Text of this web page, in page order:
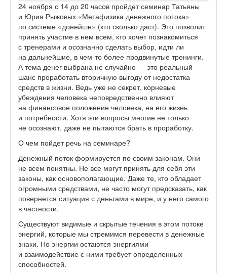
24 ноября с 14 до 20 часов пройдет семинар Татьяны
и Юрия Рыжовых «Метафизика денежного потока»
по системе «донейшн» (кто сколько даст). Это позволит
принять участие в нем всем, кто хочет познакомиться
с тренерами и осознанно сделать выбор, идти ли
на дальнейшие, в чем-то более продвинутые тренинги.
А тема денег выбрана не случайно — это реальный
шанс проработать вторичную выгоду от недостатка
средств в жизни. Ведь уже не секрет, корневые
убеждения человека неповредственно влияют
на финансовое положение человека, на его жизнь
и потребности. Хотя эти вопросы многие не только
не осознают, даже не пытаются брать в проработку.
О чем пойдет речь на семинаре?
Денежный поток формируется по своим законам. Они
не всем понятны. Не все могут принять для себя эти
законы, как основополагающие. Даже те, кто обладает
огромными средствами, не часто могут предсказать, как
повернется ситуация с деньгами в мире, и у него самого
в частности.
Существуют видимые и скрытые течения в этом потоке
энергий, которые мы стремимся перевести в денежные
знаки. Но энергии остаются энергиями
и взаимодействие с ними требует определенных
способностей.